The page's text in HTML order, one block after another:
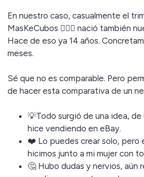
En nuestro caso, casualmente el
MasKeCubos 🤹🏻‍♀️ nació también
Hace de eso ya 14 años.
meses.
Sé que no es comparable. Pero
de hacer esta comparativa de un
💡Todo surgió de una idea, de
hice vendiendo en eBay.
❤️ Lo puedes crear solo, pero
hicimos junto a mi mujer con
🤔 Hubo dudas y nervios, aún